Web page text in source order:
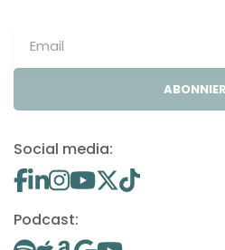
Social media:
Podcast: